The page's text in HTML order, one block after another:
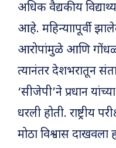
अधिक वैद्यकीय
आहे. महिन्याापूर्वी
आरोपांमुळे आणि
त्यानंतर देशभरातून
‘सीजेपी’ने प्रधान
धरली होती. राष्ट्रीय
मोठा विश्वास दाखवला